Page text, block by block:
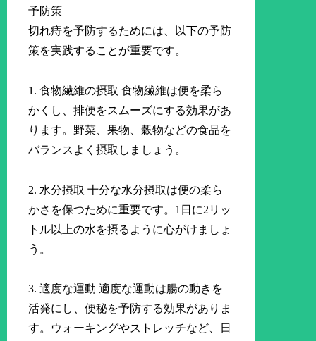
予防策
切れ痔を予防するためには、以下の予防
策を実践することが重要です。
1. 食物繊維の摂取 食物繊維は便を柔ら
かくし、排便をスムーズにする効果があ
ります。野菜、果物、穀物などの食品を
バランスよく摂取しましょう。
2. 水分摂取 十分な水分摂取は便の柔ら
かさを保つために重要です。1日に2リッ
トル以上の水を摂るように心がけましょ
う。
3. 適度な運動 適度な運動は腸の動きを
活発にし、便秘を予防する効果がありま
す。ウォーキングやストレッチなど、日